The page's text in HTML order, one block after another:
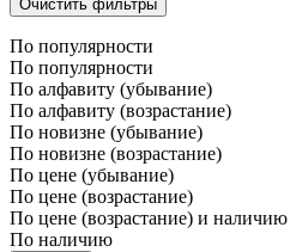
По популярности
По популярности
По алфавиту (убывание)
По алфавиту (возрастание)
По новизне (убывание)
По новизне (возрастание)
По цене (убывание)
По цене (возрастание)
По цене (возрастание) и наличию
По наличию